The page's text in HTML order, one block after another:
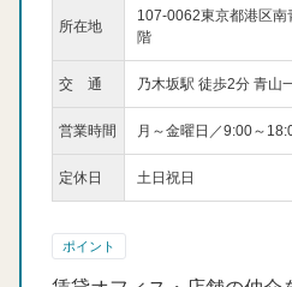
所在地
107-0062東京都港区
階
交 通 乃木坂駅 徒歩2分 青山
営業時間 月～金曜日／9:00～
定休日 土日祝日
ポイント